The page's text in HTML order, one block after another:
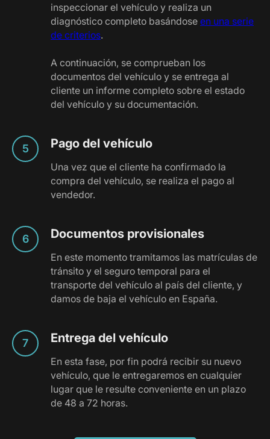
inspeccionar el vehículo y realiza un
diagnóstico completo basándose en una serie
de criterios.
A continuación, se comprueban los
documentos del vehículo y se entrega al
cliente un informe completo sobre el estado
del vehículo y su documentación.
Pago del vehículo
Una vez que el cliente ha confirmado la
compra del vehículo, se realiza el pago al
vendedor.
Documentos provisionales
En este momento tramitamos las matrículas de
tránsito y el seguro temporal para el
transporte del vehículo al país del cliente, y
damos de baja el vehículo en España.
Entrega del vehículo
En esta fase, por fin podrá recibir su nuevo
vehículo, que le entregaremos en cualquier
lugar que le resulte conveniente en un plazo
de 48 a 72 horas.